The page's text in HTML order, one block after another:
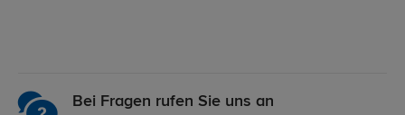
Bei Fragen rufen Sie uns an